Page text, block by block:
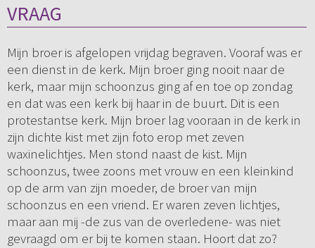
VRAAG
Mijn broer is afgelopen vrijdag begraven. Vooraf was er
een dienst in de kerk. Mijn broer ging nooit naar de
kerk, maar mijn schoonzus ging af en toe op zondag
en dat was een kerk bij haar in de buurt. Dit is een
protestantse kerk. Mijn broer lag vooraan in de kerk in
zijn dichte kist met zijn foto erop met zeven
waxinelichtjes. Men stond naast de kist. Mijn
schoonzus, twee zoons met vrouw en een kleinkind
op de arm van zijn moeder, de broer van mijn
schoonzus en een vriend. Er waren zeven lichtjes,
maar aan mij -de zus van de overledene- was niet
gevraagd om er bij te komen staan. Hoort dat zo?